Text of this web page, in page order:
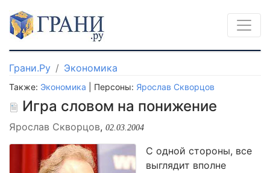
Грани.Ру Экономика
Также: Экономика | Персоны: Ярослав Скворцов
Игра словом на понижение
Ярослав Скворцов, 02.03.2004
С одной стороны, все
выглядит вполне